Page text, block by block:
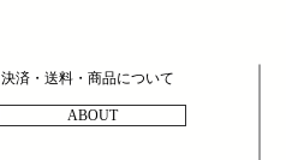
決済・送料・商品について
ABOUT